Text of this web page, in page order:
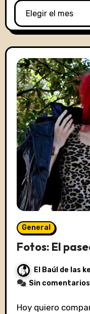
Archivos
General
Fotos: El
El Baúl de las
Sin comentarios
Hoy quiero compartiros las fotos que le hice a